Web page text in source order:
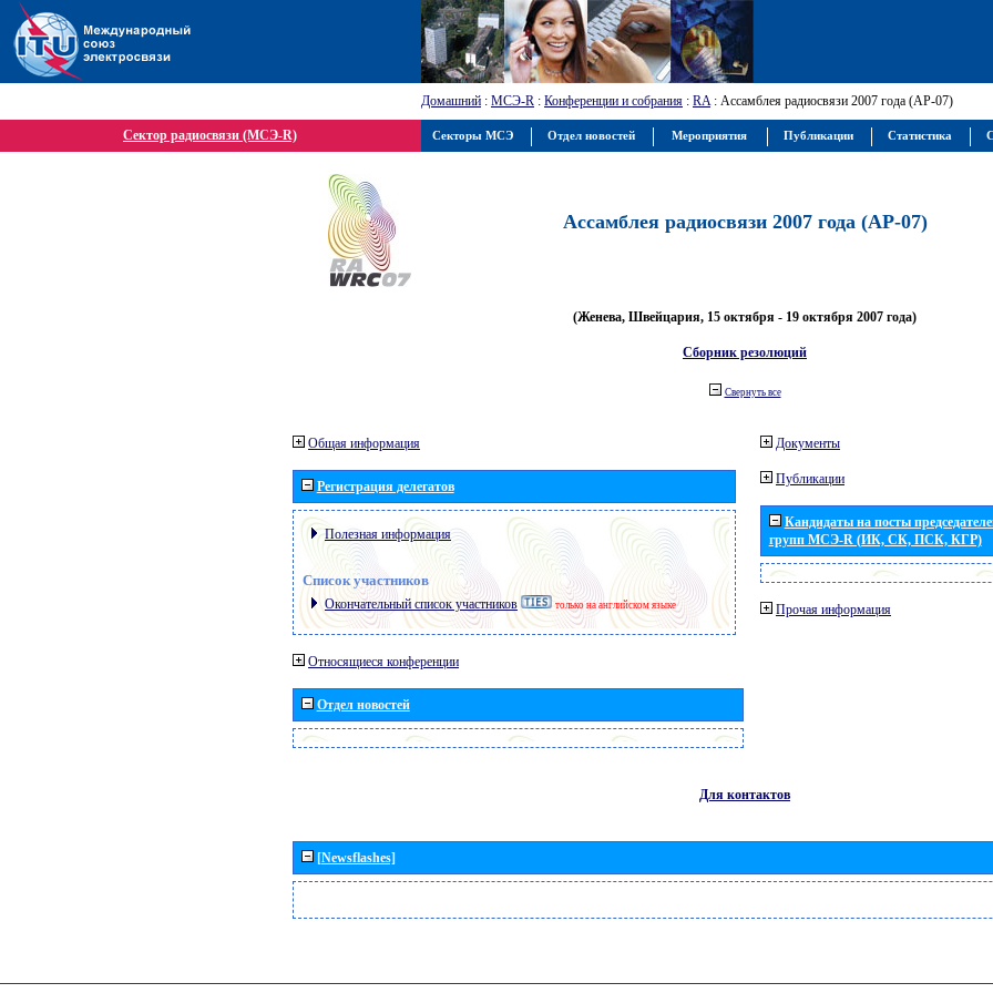
Домашний : МСЭ-R : Конференции и собрания : RA: Ассамблея радиосвязи 2007 года (АР-07)
Сектор радиосвязи (МСЭ-R)
Ассамблея радиосвязи 2007 года (АР-07)
(Женева, Швейцария, 15 октября - 19 октября 2007 года)
Сборник резолюций
Свернуть все
Общая информация
Регистрация делегатов
Полезная информация
Список участников
Окончательный список участников только на английском языке
Относящиеся конференции
Отдел новостей
Документы
Публикации
Кандидаты на посты
групп МСЭ-R (ИК, СК, ПСК, КГР)
Прочая информация
Для контактов
[Newsflashes]
Секторы МСЭ Отдел новостей Мероприятия Публикации Статистика